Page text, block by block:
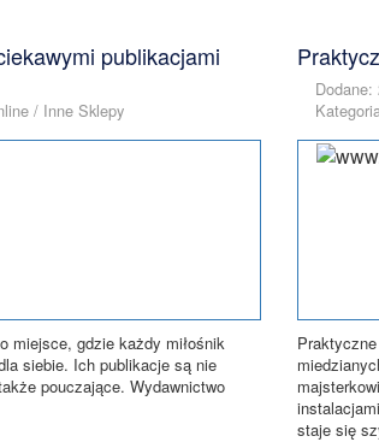
publikacjami
/ Inne Sklepy
miejsce, gdzie każdy miłośnik
siebie. Ich publikacje są nie
pouczające. Wydawnictwo
Dodane:
staje się